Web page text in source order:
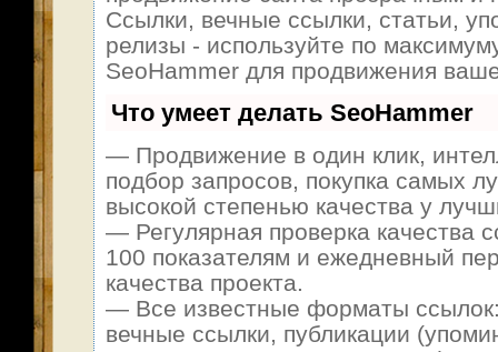
Ссылки, вечные ссылки, статьи,
релизы - используйте по
SeoHammer для продвижения
Что умеет делать SeoHammer
— Продвижение в один клик,
подбор запросов, покупка самых
высокой степенью качества у
— Регулярная проверка качества
100 показателям и ежедневный
качества проекта.
— Все известные форматы
вечные ссылки, публикации